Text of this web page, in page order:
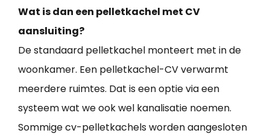
Wat is dan een pelletkachel met CV
aansluiting?
De standaard pelletkachel monteert met in de
woonkamer. Een pelletkachel-CV verwarmt
meerdere ruimtes. Dat is een optie via een
systeem wat we ook wel kanalisatie noemen.
Sommige cv-pelletkachels worden aangesloten